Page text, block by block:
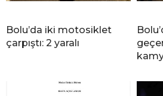
Bolu’da iki motosiklet
çarpıştı: 2 yaralı